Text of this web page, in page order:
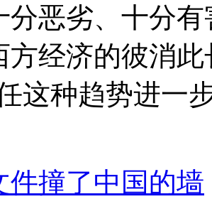
分恶劣、十分
方经济的彼消
这种趋势进一
件撞了中国的墙